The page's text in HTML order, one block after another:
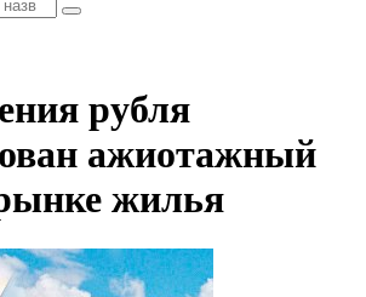
рубля
ажиотажный
жилья